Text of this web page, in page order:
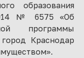
образования
№ 6575 «Об
программы
Краснодар